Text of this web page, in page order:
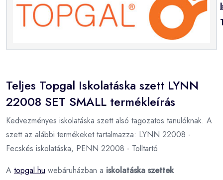
Teljes Topgal Iskolatáska szett LYNN
22008 SET SMALL termékleírás
Kedvezményes iskolatáska szett alsó tagozatos tanulóknak. A
szett az alábbi termékeket tartalmazza: LYNN 22008 -
Fecskés iskolatáska, PENN 22008 - Tolltartó
A topgal.hu webáruházban a iskolatáska szettek